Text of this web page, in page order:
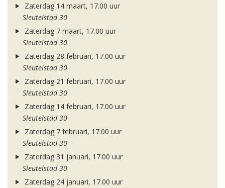
Zaterdag 14 maart, 17.00 uur
Sleutelstad 30
Zaterdag 7 maart, 17.00 uur
Sleutelstad 30
Zaterdag 28 februari, 17.00 uur
Sleutelstad 30
Zaterdag 21 februari, 17.00 uur
Sleutelstad 30
Zaterdag 14 februari, 17.00 uur
Sleutelstad 30
Zaterdag 7 februari, 17.00 uur
Sleutelstad 30
Zaterdag 31 januari, 17.00 uur
Sleutelstad 30
Zaterdag 24 januari, 17.00 uur